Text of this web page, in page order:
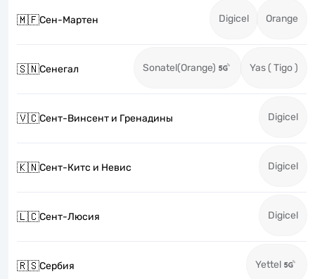
🇲🇫Сен-Мартен Digicel Orange
🇸🇳Сенегал Sonatel(Orange) Yas ( Tigo )
🇻🇨Сент-Винсент и Гренадины Digicel
🇰🇳Сент-Китс и Невис Digicel
🇱🇨Сент-Люсия Digicel
🇷🇸Сербия Yettel